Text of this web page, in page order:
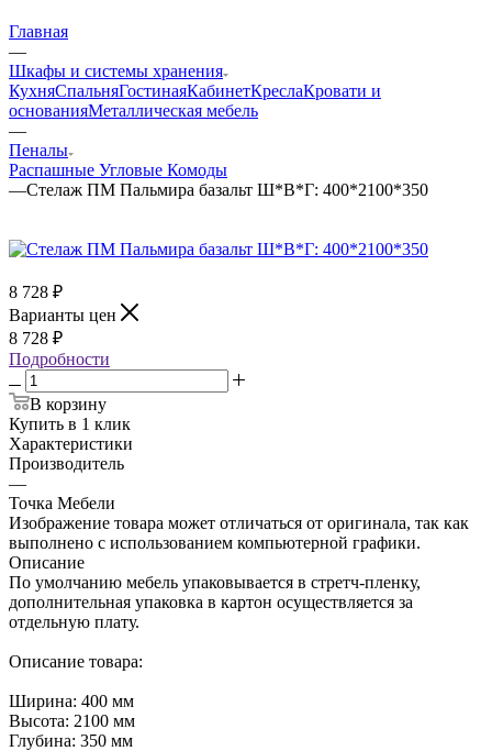
Главная
—
Шкафы и системы хранения
КухняСпальняГостинаяКабинетКреслаКровати и
основанияМеталлическая мебель
—
Пеналы
Распашные Угловые Комоды
—Стелаж ПМ Пальмира базальт Ш*В*Г: 400*2100*350
8 728 ₽
Варианты цен
8 728 ₽
Подробности
В корзину
Купить в 1 клик
Характеристики
Производитель
—
Точка Мебели
Изображение товара может отличаться от оригинала, так как
выполнено с использованием компьютерной графики.
Описание
По умолчанию мебель упаковывается в стретч-пленку,
дополнительная упаковка в картон осуществляется за
отдельную плату.
Описание товара:
Ширина: 400 мм
Высота: 2100 мм
Глубина: 350 мм